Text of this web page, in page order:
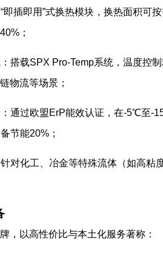
即插即用”式换热模块，换热面积可
；
：搭载SPX Pro-Temp系统，温度
物流等场景；
通过欧盟ErP能效认证，在-5℃至-
节能20%；
对化工、冶金等特殊流体（如高粘
，以高性价比与本土化服务著称：